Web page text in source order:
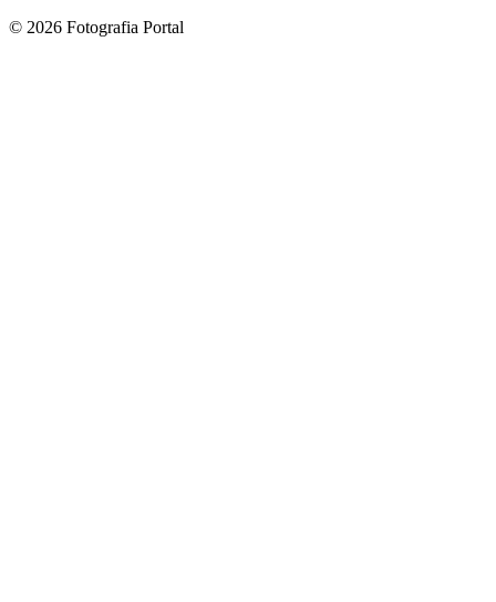
© 2026 Fotografia Portal